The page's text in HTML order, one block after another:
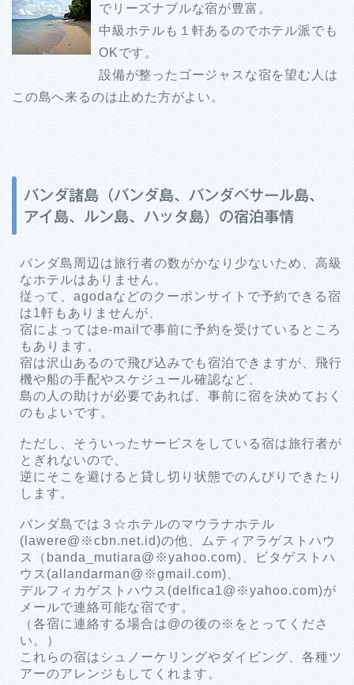
でリーズナブルな宿が豊富。
中級ホテルも１軒あるのでホテル派でも
OKです。
設備が整ったゴージャスな宿を望む人は
この島へ来るのは止めた方がよい。
バンダ諸島（バンダ島、バンダベサール島、
アイ島、ルン島、ハッタ島）の宿泊事情
バンダ島周辺は旅行者の数がかなり少ないため、高級
なホテルはありません。
従って、agodaなどのクーポンサイトで予約できる宿
は1軒もありませんが、
宿によってはe-mailで事前に予約を受けているところ
もあります。
宿は沢山あるので飛び込みでも宿泊できますが、飛行
機や船の手配やスケジュール確認など、
島の人の助けが必要であれば、事前に宿を決めておく
のもよいです。
ただし、そういったサービスをしている宿は旅行者が
とぎれないので、
逆にそこを避けると貸し切り状態でのんびりできたり
します。
バンダ島では３☆ホテルのマウラナホテル
(lawere@※cbn.net.id)の他、ムティアラゲストハウ
ス（banda_mutiara@※yahoo.com)、ビタゲストハ
ウス(allandarman@※gmail.com)、
デルフィカゲストハウス(delfica1@※yahoo.com)が
メールで連絡可能な宿です。
（各宿に連絡する場合は@の後の※をとってくださ
い。）
これらの宿はシュノーケリングやダイビング、各種ツ
アーのアレンジもしてくれます。